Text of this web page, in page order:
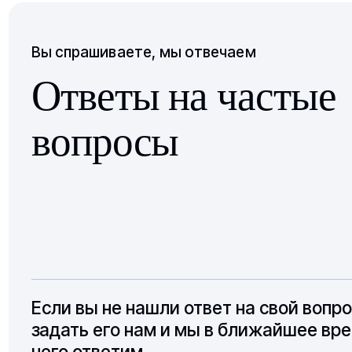
Вы спрашиваете, мы отвечаем
Ответы на частые
вопросы
Если вы не нашли ответ на свой
задать его нам и мы в ближайшее